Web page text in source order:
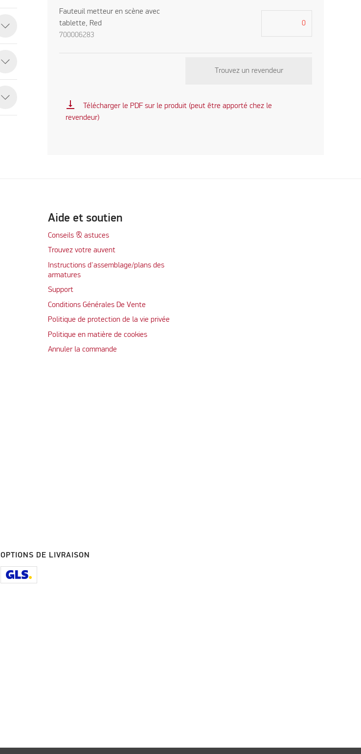
Fauteuil metteur en scène avec
tablette, Red
700006283
Trouvez un revendeur
vertical_align_bottom
Télécharger le PDF sur le produit (peut être apporté chez le
revendeur)
Aide et soutien
Conseils & astuces
Trouvez votre auvent
Instructions d'assemblage/plans des
armatures
Support
Conditions Générales De Vente
Politique de protection de la vie privée
Politique en matière de cookies
Annuler la commande
OPTIONS DE LIVRAISON